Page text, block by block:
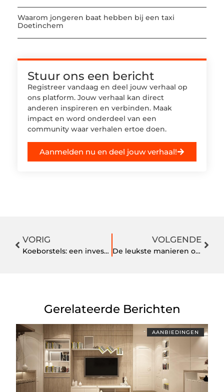
Waarom jongeren baat hebben bij een taxi
Doetinchem
Stuur ons een bericht
Registreer vandaag en deel jouw verhaal op
ons platform. Jouw verhaal kan direct
anderen inspireren en verbinden. Maak
impact en word onderdeel van een
community waar verhalen ertoe doen.
Aanmelden nu en deel jouw verhaal!
VORIG
Koeborstels: een investering voor gezonde en gelukkige vee
VOLGENDE
De leukste manieren om jouw garderobe te vernieuwen
Gerelateerde Berichten
AANBIEDINGEN